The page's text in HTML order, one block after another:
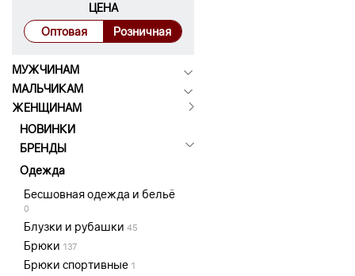
ЦЕНА
Оптовая
Розничная
МУЖЧИНАМ
МАЛЬЧИКАМ
ЖЕНЩИНАМ
НОВИНКИ
БРЕНДЫ
Одежда
Бесшовная одежда и бельё
0
Блузки и рубашки 45
Брюки 137
Брюки спортивные 1